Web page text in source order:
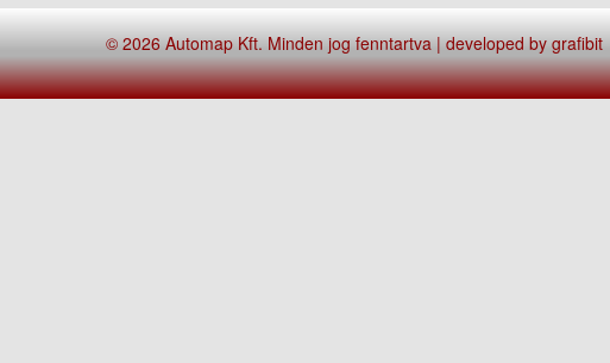
© 2026 Automap Kft. Minden jog fenntartva | developed bygrafibit